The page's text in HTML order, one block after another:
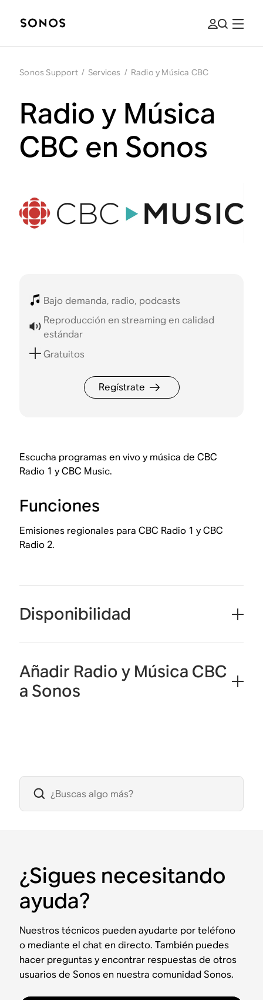
Sonos Support / Services / Radio y Música CBC
Radio y Música
CBC en Sonos
Bajo demanda, radio, podcasts
Reproducción en streaming en calidad
estándar
Gratuitos
Regístrate
Escucha programas en vivo y música de CBC
Radio 1 y CBC Music.
Funciones
Emisiones regionales para CBC Radio 1 y CBC
Radio 2.
Disponibilidad
Añadir Radio y Música CBC
a Sonos
¿Sigues necesitando
ayuda?
Nuestros técnicos pueden ayudarte por teléfono
o mediante el chat en directo. También puedes
hacer preguntas y encontrar respuestas de otros
usuarios de Sonos en nuestra comunidad Sonos.